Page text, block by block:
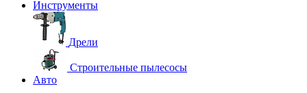
Инструменты
Дрели
Строительные пылесосы
Авто